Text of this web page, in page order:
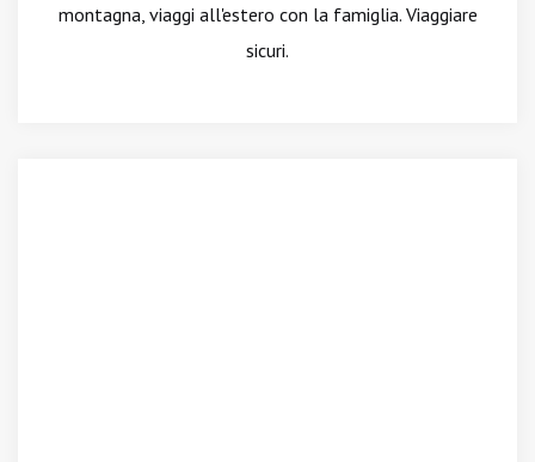
montagna, viaggi all'estero con la famiglia. Viaggiare
sicuri.